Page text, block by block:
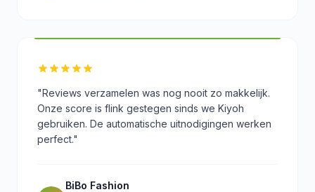
"Reviews verzamelen was nog nooit zo makkelijk.
Onze score is flink gestegen sinds we Kiyoh
gebruiken. De automatische uitnodigingen werken
perfect."
BiBo Fashion